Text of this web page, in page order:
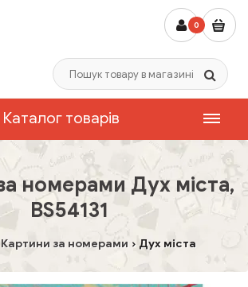
0
Каталог товарів
номерами Дух міста,
BS54131
Картини за номерами Дух міста